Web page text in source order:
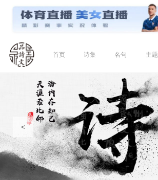
首页 诗集 名句 主题
<